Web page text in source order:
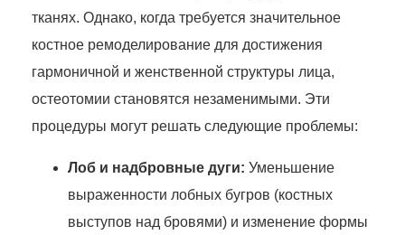
тканях. Однако, когда требуется значительное
костное ремоделирование для достижения
гармоничной и женственной структуры лица,
остеотомии становятся незаменимыми. Эти
процедуры могут решать следующие проблемы:
Лоб и надбровные дуги: Уменьшение
выраженности лобных бугров (костных
выступов над бровями) и изменение формы